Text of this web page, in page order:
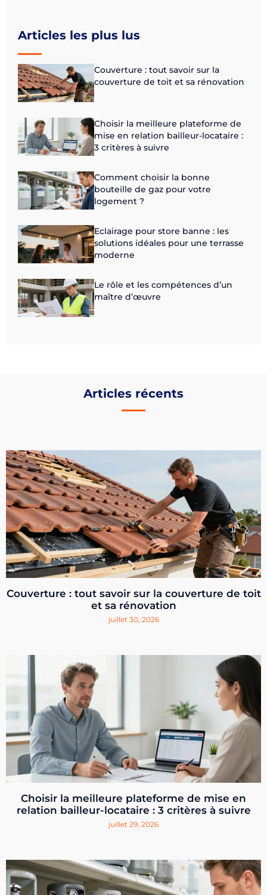
Articles les plus lus
Couverture : tout savoir sur la
couverture de toit et sa rénovation
Choisir la meilleure plateforme de
mise en relation bailleur-locataire :
3 critères à suivre
Comment choisir la bonne
bouteille de gaz pour votre
logement ?
Eclairage pour store banne : les
solutions idéales pour une terrasse
moderne
Le rôle et les compétences d’un
maître d’œuvre
Articles récents
Couverture : tout savoir sur la couverture de toit
et sa rénovation
juillet 30, 2026
Choisir la meilleure plateforme de mise en
relation bailleur-locataire : 3 critères à suivre
juillet 29, 2026